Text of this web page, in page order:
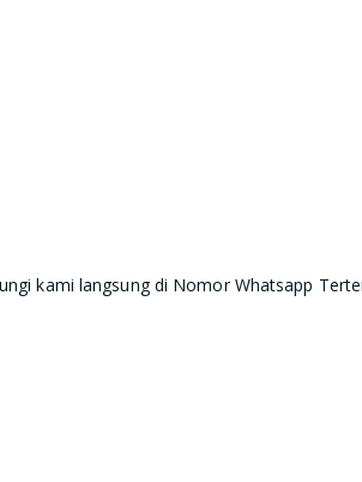
kami langsung di Nomor Whatsapp